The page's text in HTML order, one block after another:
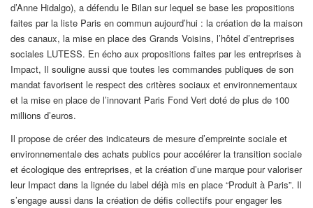
d’Anne Hidalgo), a défendu le Bilan sur lequel se base les propositions
faites par la liste Paris en commun aujourd’hui : la création de la maison
des canaux, la mise en place des Grands Voisins, l’hôtel d’entreprises
sociales LUTESS. En écho aux propositions faites par les entreprises à
Impact, Il souligne aussi que toutes les commandes publiques de son
mandat favorisent le respect des critères sociaux et environnementaux
et la mise en place de l’innovant Paris Fond Vert doté de plus de 100
millions d’euros.
Il propose de créer des indicateurs de mesure d’empreinte sociale et
environnementale des achats publics pour accélérer la transition sociale
et écologique des entreprises, et la création d’une marque pour valoriser
leur Impact dans la lignée du label déjà mis en place “Produit à Paris”. Il
s’engage aussi dans la création de défis collectifs pour engager les